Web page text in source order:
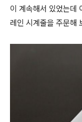
이 계속해서 있었는데
레인 시계줄을 주문해